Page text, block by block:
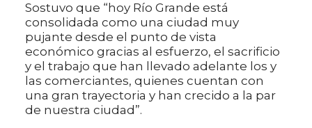
Sostuvo que “hoy Río Grande está
consolidada como una ciudad muy
pujante desde el punto de vista
económico gracias al esfuerzo, el sacrificio
y el trabajo que han llevado adelante los y
las comerciantes, quienes cuentan con
una gran trayectoria y han crecido a la par
de nuestra ciudad”.